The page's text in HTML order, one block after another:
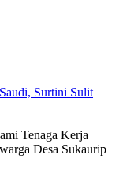
Surtini Sulit
Tenaga Kerja
Desa Sukaurip